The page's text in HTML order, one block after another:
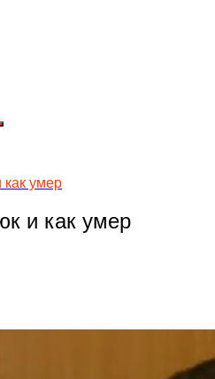
умер
и как умер